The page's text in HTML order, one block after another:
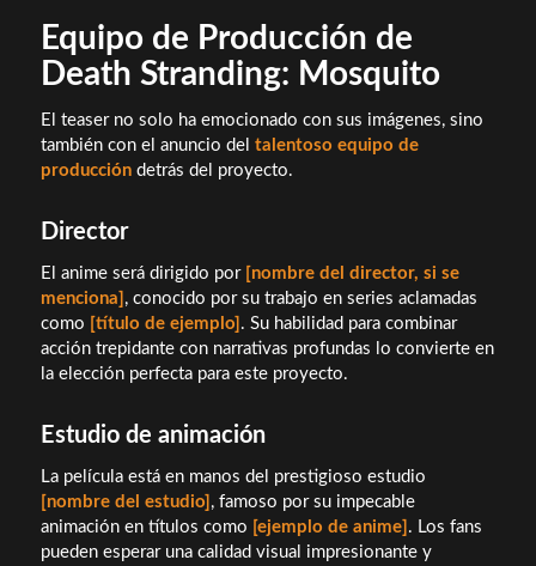
Equipo de Producción de
Death Stranding: Mosquito
El teaser no solo ha emocionado con sus imágenes, sino
también con el anuncio del talentoso equipo de
produccióndetrás del proyecto.
Director
El anime será dirigido por [nombre del director, si se
menciona] , conocido por su trabajo en series aclamadas
como [título de ejemplo] . Su habilidad para combinar
acción trepidante con narrativas profundas lo convierte en
la elección perfecta para este proyecto.
Estudio de animación
La película está en manos del prestigioso estudio
[nombre del estudio] , famoso por su impecable
animación en títulos como [ejemplo de anime] . Los fans
pueden esperar una calidad visual impresionante y